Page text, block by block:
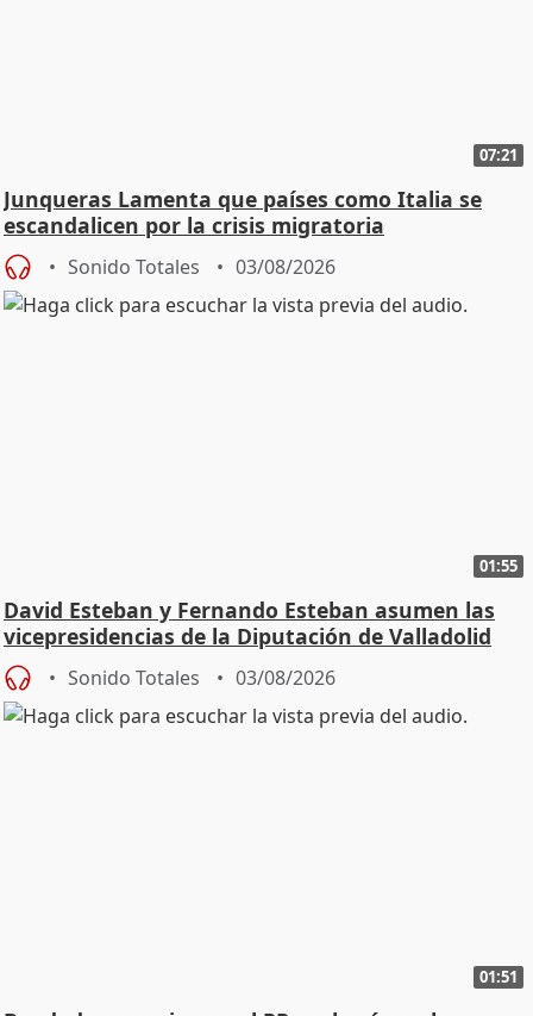
07:21
Junqueras Lamenta que países como Italia se
escandalicen por la crisis migratoria
Sonido Totales 03/08/2026
01:55
David Esteban y Fernando Esteban asumen las
vicepresidencias de la Diputación de Valladolid
Sonido Totales 03/08/2026
01:51